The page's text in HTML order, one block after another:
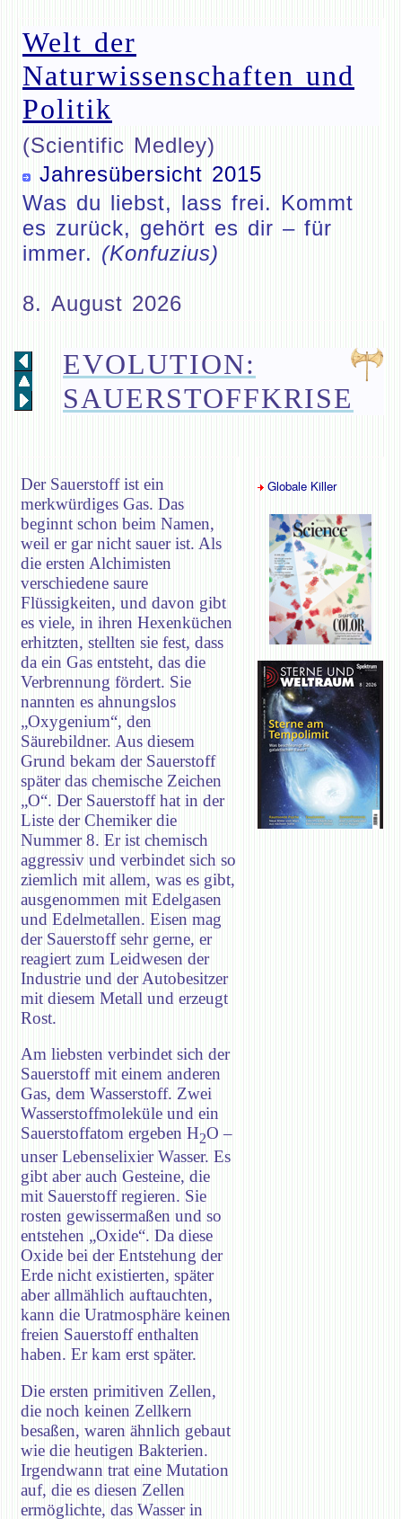
Welt der
Naturwissenschaften und
Politik
(Scientific Medley)
Jahresübersicht 2015
Was du liebst, lass frei. Kommt
es zurück, gehört es dir – für
immer. (Konfuzius)
8. August 2026
EVOLUTION:
SAUERSTOFFKRISE
Der Sauerstoff ist ein
merkwürdiges Gas. Das
beginnt schon beim Namen,
weil er gar nicht sauer ist. Als
die ersten Alchimisten
verschiedene saure
Flüssigkeiten, und davon gibt
es viele, in ihren Hexenküchen
erhitzten, stellten sie fest, dass
da ein Gas entsteht, das die
Verbrennung fördert. Sie
nannten es ahnungslos
„Oxygenium“, den
Säurebildner. Aus diesem
Grund bekam der Sauerstoff
später das chemische Zeichen
„O“. Der Sauerstoff hat in der
Liste der Chemiker die
Nummer 8. Er ist chemisch
aggressiv und verbindet sich so
ziemlich mit allem, was es gibt,
ausgenommen mit Edelgasen
und Edelmetallen. Eisen mag
der Sauerstoff sehr gerne, er
reagiert zum Leidwesen der
Industrie und der Autobesitzer
mit diesem Metall und erzeugt
Rost.
Am liebsten verbindet sich der
Sauerstoff mit einem anderen
Gas, dem Wasserstoff. Zwei
Wasserstoffmoleküle und ein
Sauerstoffatom ergeben H2O –
unser Lebenselixier Wasser. Es
gibt aber auch Gesteine, die
mit Sauerstoff regieren. Sie
rosten gewissermaßen und so
entstehen „Oxide“. Da diese
Oxide bei der Entstehung der
Erde nicht existierten, später
aber allmählich auftauchten,
kann die Uratmosphäre keinen
freien Sauerstoff enthalten
haben. Er kam erst später.
Die ersten primitiven Zellen,
die noch keinen Zellkern
besaßen, waren ähnlich gebaut
wie die heutigen Bakterien.
Irgendwann trat eine Mutation
auf, die es diesen Zellen
ermöglichte, das Wasser in
Globale Killer